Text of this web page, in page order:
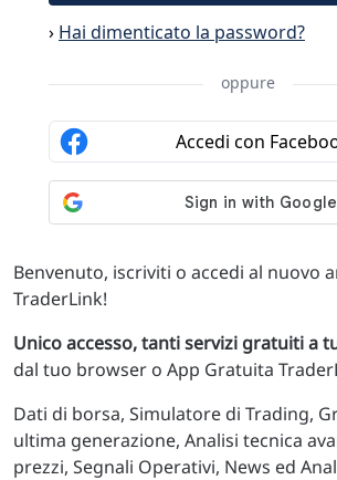
Benvenuto, iscriviti o accedi al nuovo
TraderLink!
Unico accesso, tanti servizi gratuiti a
dal tuo browser o App Gratuita
Dati di borsa, Simulatore di Trading,
ultima generazione, Analisi tecnica
prezzi, Segnali Operativi, News ed